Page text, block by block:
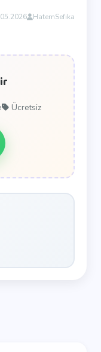
HatemSefika
Ücretsiz